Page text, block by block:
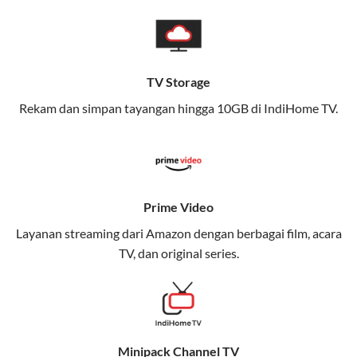
memungkinkan Anda menikmati internet cepat baik
di rumah maupun saat bepergian.
Dengan Telkomsel One, Anda tidak terikat pada satu
teknologi jaringan tertentu, sehingga bisa menikmati
Keunggulan Telkomsel One
Nikmati kecepatan internet super cepat untuk
streaming, gaming, dan bekerja dari rumah.
Memudahkan Anda dalam mengelola jaringan dan
meningkatkan keamanan.
Kuota Keluarga
TV Storage
Rekam dan simpan tayangan hingga 10GB di IndiHome TV.
Prime Video
Layanan streaming dari Amazon dengan berbagai film, acara
TV, dan original series.
Minipack Channel TV